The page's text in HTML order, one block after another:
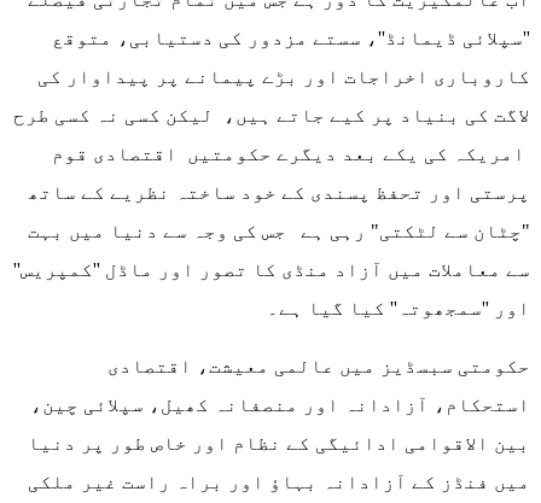
''سپلائی ڈیمانڈ''، سستے مزدور کی دستیابی، متوقع
کاروباری اخراجات اور بڑے پیمانے پر پیداوار کی
لاگت کی بنیاد پر کیے جاتے ہیں، لیکن کسی نہ کسی طرح
امریکہ کی یکے بعد دیگرے حکومتیں اقتصادی قوم
پرستی اور تحفظ پسندی کے خود ساختہ نظریے کے ساتھ
"چٹان سے لٹکتی" رہی ہے جس کی وجہ سے دنیا میں بہت
سے معاملات میں آزاد منڈی کا تصور اور ماڈل ''کمپریس''
اور ''سمجھوتہ'' کیا گیا ہے۔
حکومتی سبسڈیز میں عالمی معیشت، اقتصادی
استحکام، آزادانہ اور منصفانہ کھیل، سپلائی چین،
بین الاقوامی ادائیگی کے نظام اور خاص طور پر دنیا
میں فنڈز کے آزادانہ بہاؤ اور براہ راست غیر ملکی